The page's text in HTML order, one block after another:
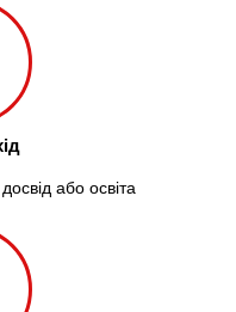
або освіта